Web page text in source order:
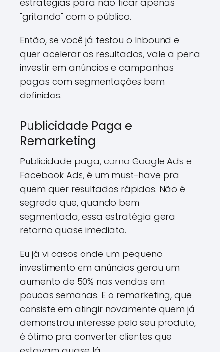
estratégias para não ficar apenas
"gritando" com o público.
Então, se você já testou o Inbound e
quer acelerar os resultados, vale a pena
investir em anúncios e campanhas
pagas com segmentações bem
definidas.
Publicidade Paga e
Remarketing
Publicidade paga, como Google Ads e
Facebook Ads, é um must-have pra
quem quer resultados rápidos. Não é
segredo que, quando bem
segmentada, essa estratégia gera
retorno quase imediato.
Eu já vi casos onde um pequeno
investimento em anúncios gerou um
aumento de 50% nas vendas em
poucas semanas. E o remarketing, que
consiste em atingir novamente quem já
demonstrou interesse pelo seu produto,
é ótimo pra converter clientes que